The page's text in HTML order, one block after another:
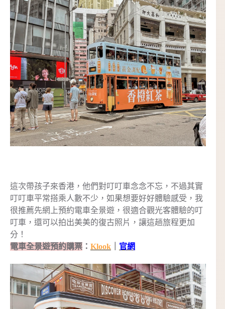
這次帶孩子來香港，他們對叮叮車念念不忘，不過其實
叮叮車平常搭乘人數不少，如果想要好好體驗感受，我
很推薦先網上預約電車全景遊，很適合觀光客體驗的叮
叮車，還可以拍出美美的復古照片，讓這趟旅程更加
分！
電車全景遊預約購票 ： Klook 官網